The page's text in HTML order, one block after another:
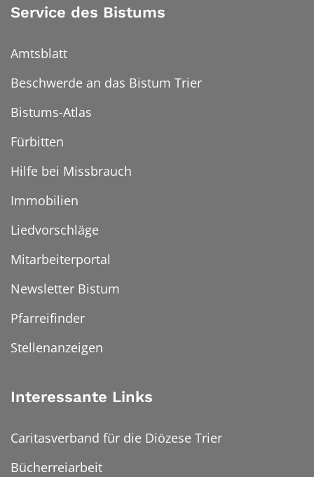
Service des Bistums
Amtsblatt
Beschwerde an das Bistum Trier
Bistums-Atlas
Fürbitten
Hilfe bei Missbrauch
Immobilien
Liedvorschläge
Mitarbeiterportal
Newsletter Bistum
Pfarreifinder
Stellenanzeigen
Interessante Links
Caritasverband für die Diözese Trier
Bücherreiarbeit